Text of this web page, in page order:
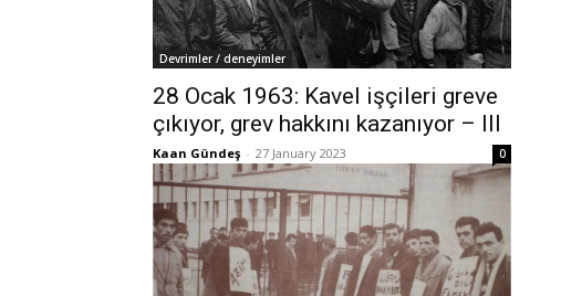
Devrimler / deneyimler
28 Ocak 1963: Kavel işçileri greve
çıkıyor, grev hakkını kazanıyor – III
Kaan Gündeş - 27 January 2023 0